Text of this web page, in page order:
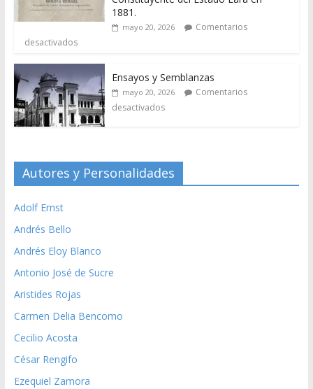
1881.
mayo 20, 2026
Comentarios
desactivados
Ensayos y Semblanzas
mayo 20, 2026
Comentarios
desactivados
Autores y Personalidades
Adolf Ernst
Andrés Bello
Andrés Eloy Blanco
Antonio José de Sucre
Aristides Rojas
Carmen Delia Bencomo
Cecilio Acosta
César Rengifo
Ezequiel Zamora